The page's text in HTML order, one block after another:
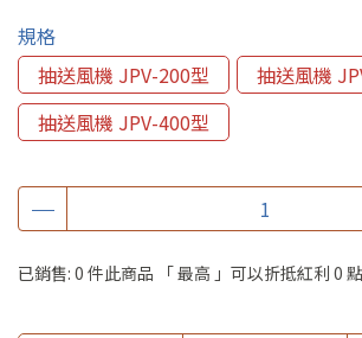
規格
抽送風機 JPV-200型
抽送風機
抽送風機 JPV-400型
已銷售: 0 件此商品 「 最高 」可以折抵紅利 0